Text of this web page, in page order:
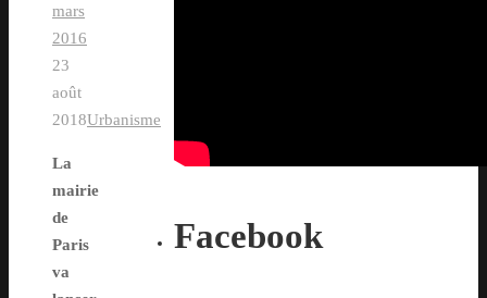
mars
2016
23
août
2018Urbanisme
La
mairie
de
Paris
va
Facebook